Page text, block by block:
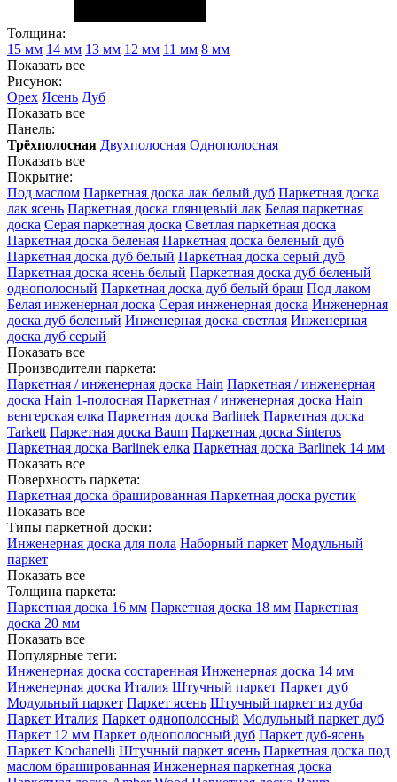
Толщина:
15 мм 14 мм 13 мм 12 мм 11 мм 8 мм
Показать все
Рисунок:
Орех Ясень Дуб
Показать все
Панель:
Трёхполосная Двухполосная Однополосная
Показать все
Покрытие:
Под маслом Паркетная доска лак белый дуб Паркетная доска
лак ясень Паркетная доска глянцевый лак Белая паркетная
доска Серая паркетная доска Светлая паркетная доска
Паркетная доска беленая Паркетная доска беленый дуб
Паркетная доска дуб белый Паркетная доска серый дуб
Паркетная доска ясень белый Паркетная доска дуб беленый
однополосный Паркетная доска дуб белый браш Под лаком
Белая инженерная доска Серая инженерная доска Инженерная
доска дуб беленый Инженерная доска светлая Инженерная
доска дуб серый
Показать все
Производители паркета:
Паркетная / инженерная доска Hain Паркетная / инженерная
доска Hain 1-полосная Паркетная / инженерная доска Hain
венгерская елка Паркетная доска Barlinek Паркетная доска
Tarkett Паркетная доска Baum Паркетная доска Sinteros
Паркетная доска Barlinek елка Паркетная доска Barlinek 14 мм
Показать все
Поверхность паркета:
Паркетная доска брашированная Паркетная доска рустик
Показать все
Типы паркетной доски:
Инженерная доска для пола Наборный паркет Модульный
паркет
Показать все
Толщина паркета:
Паркетная доска 16 мм Паркетная доска 18 мм Паркетная
доска 20 мм
Показать все
Популярные теги:
Инженерная доска состаренная Инженерная доска 14 мм
Инженерная доска Италия Штучный паркет Паркет дуб
Модульный паркет Паркет ясень Штучный паркет из дуба
Паркет Италия Паркет однополосный Модульный паркет дуб
Паркет 12 мм Паркет однополосный дуб Паркет дуб-ясень
Паркет Kochanelli Штучный паркет ясень Паркетная доска под
маслом брашированная Инженерная паркетная доска